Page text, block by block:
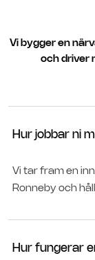
Vi bygger en
och driver
Hur jobbar ni
Vi tar fram en
Ronneby och
Hur fungerar